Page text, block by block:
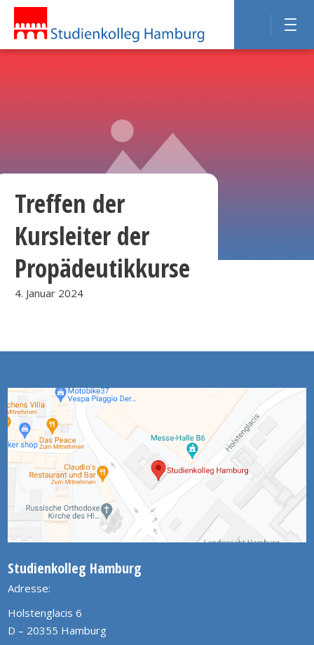
Treffen der
Kursleiter der
Propädeutikkurse
4. Januar 2024
Studienkolleg Hamburg
Adresse:
Holstenglacis 6
D – 20355 Hamburg